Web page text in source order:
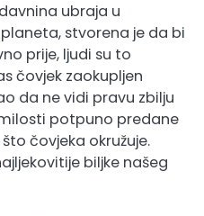
ubraja u
stvorena je da bi
prije, ljudi su to
čovjek zaokupljen
da ne vidi pravu zbilju
potpuno predane
čovjeka okružuje.
biljke našeg